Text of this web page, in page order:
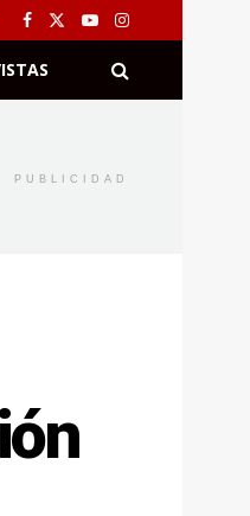
PUBLICIDAD